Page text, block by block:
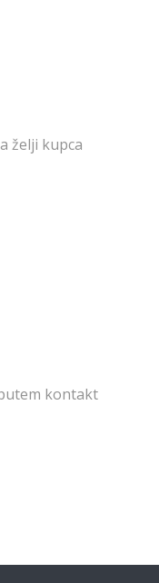
želji kupca
kontakt